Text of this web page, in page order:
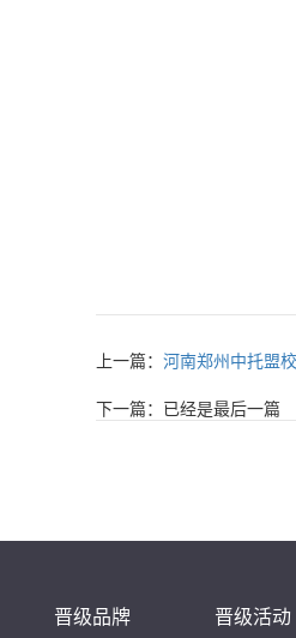
上一篇： 河南郑州中托盟
下一篇：已经是最后一篇
晋级品牌 晋级活动